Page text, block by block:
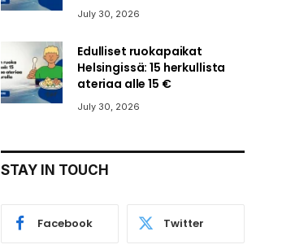
July 30, 2026
Edulliset ruokapaikat
Helsingissä: 15 herkullista
ateriaa alle 15 €
July 30, 2026
STAY IN TOUCH
Facebook Twitter